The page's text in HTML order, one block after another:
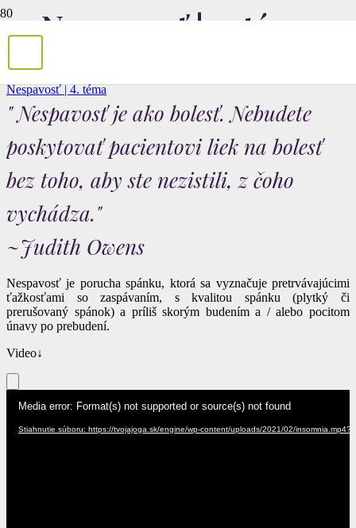
Nespavosť | 4. téma
Nespavosť | 4. téma
" Nespavosť je ako bolesť. Nebudete
poskytovať pacientovi liek na bolesť
bez toho, aby ste nezistili, z čoho
vychádza."
~Judith Owens
Nespavosť je porucha spánku, ktorá sa vyznačuje pretrvávajúcimi
ťažkosťami so zaspávaním, s kvalitou spánku (plytký či
prerušovaný spánok) a príliš skorým budením a / alebo pocitom
únavy po prebudení.
Video↓
prehrávač
Media error: Format(s) not supported or source(s) not found
Stiahnutie súboru: https://tvojajoga.sk/engine/wp-content/uploads/2021/02/